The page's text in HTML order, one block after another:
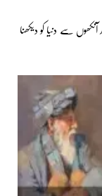
سے دنیا کو دیکھنا